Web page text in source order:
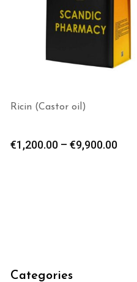
Ricin (Castor oil)
€1,200.00 – €9,900.00
Categories